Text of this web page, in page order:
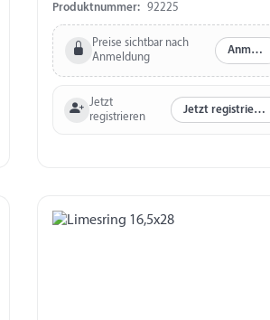
Produktnummer: 92225
Preise sichtbar nach
Anmeldung
Anmelden
Jetzt
registrieren
Jetzt registrieren